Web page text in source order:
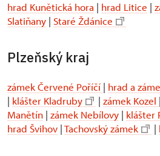
hrad Kunětická hora | hrad Litice |
Slatiňany | Staré Ždánice
Plzeňský kraj
zámek Červené Poříčí | hrad a
| klášter Kladruby | zámek Kozel |
Manětín | zámek Nebílovy | klášter
hrad Švihov |Tachovský zámek |